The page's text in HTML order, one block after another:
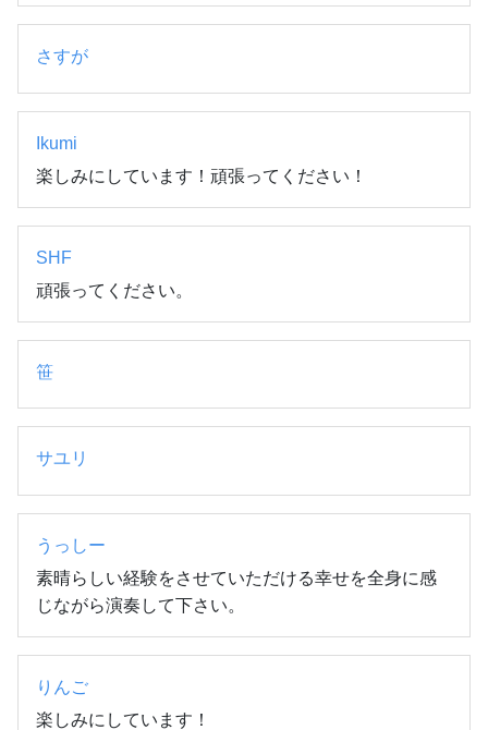
さすが
Ikumi
楽しみにしています！頑張ってください！
SHF
頑張ってください。
笹
サユリ
うっしー
素晴らしい経験をさせていただける幸せを全身に感
じながら演奏して下さい。
りんご
楽しみにしています！